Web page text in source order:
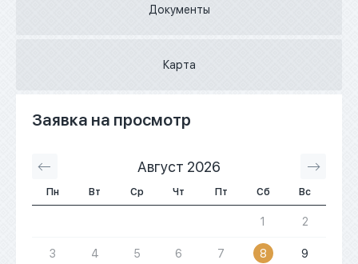
Документы
Карта
Заявка на просмотр
Август 2026
Пн Вт Ср Чт Пт Сб Вс
1 2
3 4 5 6 7 8 9